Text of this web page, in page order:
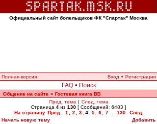
Официальный сайт болельщиков ФК "Спартак" Москва
Полная версия Вход • Регистрация
FAQ • Поиск
Общение на сайте » Гостевая книга ВВ
Пред. тема | След. тема
Страница 4 из 130 [ Сообщений: 6483 ]
На страницу Пред. 1 2 3 4, 5 6 7 130
След.
Начать новую тему
Добавить